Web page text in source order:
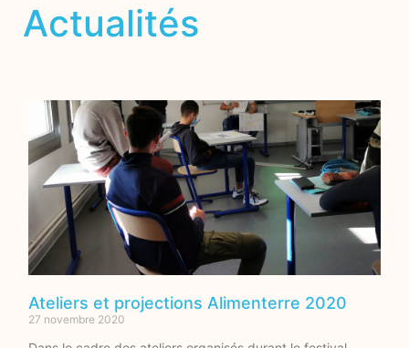
Actualités
Ateliers et projections Alimenterre 2020
27 novembre 2020